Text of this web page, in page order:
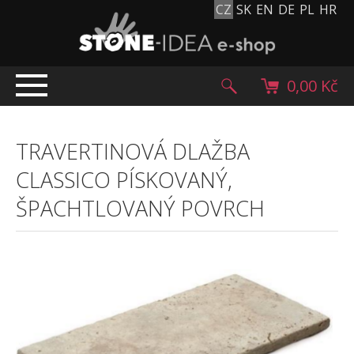
CZ SK EN DE PL HR
TOP NABÍDKA
PRODUKTY
Mlatové povrchy
Dlažební kostky
Kamenné dlažby a obklady
Oblázky, valouny a granulát
0,00 Kč
TRAVERTINOVÁ DLAŽBA
CLASSICO PÍSKOVANÝ,
ŠPACHTLOVANÝ POVRCH